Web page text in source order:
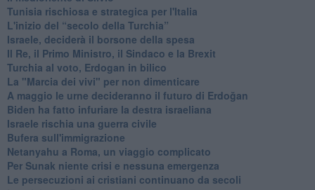
Tunisia rischiosa e strategica per l'Italia
L'inizio del “secolo della Turchia”
Israele, deciderà il borsone della spesa
Il Re, il Primo Ministro, il Sindaco e la Brexit
Turchia al voto, Erdogan in bilico
La "Marcia dei vivi" per non dimenticare
A maggio le urne decideranno il futuro di Erdoğan
Biden ha fatto infuriare la destra israeliana
Israele rischia una guerra civile
Bufera sull'immigrazione
Netanyahu a Roma, un viaggio complicato
Per Sunak niente crisi e nessuna emergenza
Le persecuzioni ai cristiani continuano da secoli